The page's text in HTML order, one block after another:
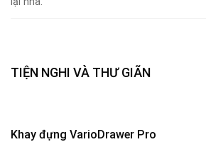
TIỆN NGHI VÀ THƯ GIÃN
Khay đựng VarioDrawer Pro